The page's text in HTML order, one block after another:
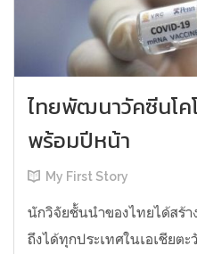
ไทยพัฒนาวัคซีนโค
พร้อมปีหน้า
My First Story
นักวิจัยชั้นนำของไทยได้สร้า
ถึงได้ทุกประเทศในเอเชียต